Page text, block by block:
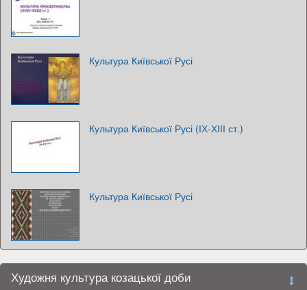
Культура Київської Русі
Культура Київської Русі (ІХ-ХІІІ ст.)
Культура Київської Русі
Художня культура козацької доби